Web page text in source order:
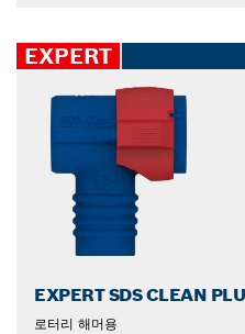
EXPERT
EXPERT SDS CLEAN
로터리 해머용